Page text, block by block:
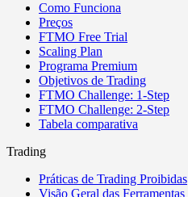
Como Funciona
Preços
FTMO Free Trial
Scaling Plan
Programa Premium
Objetivos de Trading
FTMO Challenge: 1-Step
FTMO Challenge: 2-Step
Tabela comparativa
Trading
Práticas de Trading Proibidas
Visão Geral das Ferramentas